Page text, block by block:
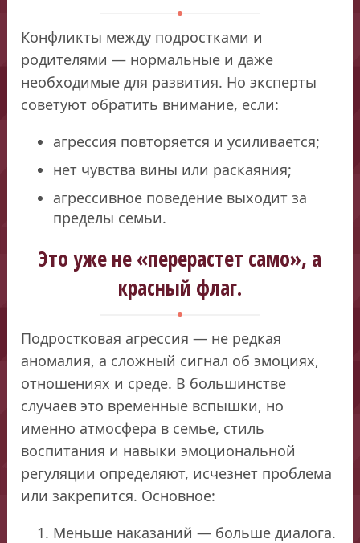
Конфликты между подростками и
родителями — нормальные и даже
необходимые для развития. Но эксперты
советуют обратить внимание, если:
агрессия повторяется и усиливается;
нет чувства вины или раскаяния;
агрессивное поведение выходит за
пределы семьи.
Это уже не «перерастет само», а
красный флаг.
Подростковая агрессия — не редкая
аномалия, а сложный сигнал об эмоциях,
отношениях и среде. В большинстве
случаев это временные вспышки, но
именно атмосфера в семье, стиль
воспитания и навыки эмоциональной
регуляции определяют, исчезнет проблема
или закрепится. Основное:
Меньше наказаний — больше диалога.